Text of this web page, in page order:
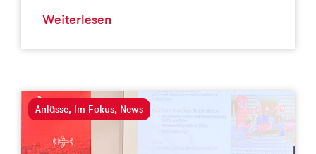
Weiterlesen
Anlässe, Im Fokus, News